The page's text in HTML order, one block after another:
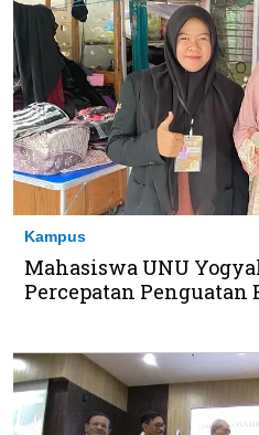
Kampus
Mahasiswa UNU
Percepatan Penguatan